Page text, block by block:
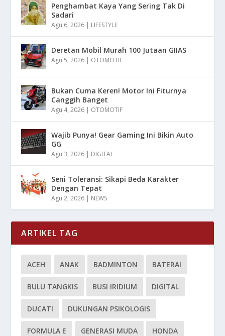
Penghambat Kaya Yang Sering Tak Di
Sadari
Agu 6, 2026 | LIFESTYLE
Deretan Mobil Murah 100 Jutaan GIIAS
Agu 5, 2026 | OTOMOTIF
Bukan Cuma Keren! Motor Ini Fiturnya
Canggih Banget
Agu 4, 2026 | OTOMOTIF
Wajib Punya! Gear Gaming Ini Bikin Auto
GG
Agu 3, 2026 | DIGITAL
Seni Toleransi: Sikapi Beda Karakter
Dengan Tepat
Agu 2, 2026 | NEWS
ARTIKEL TAG
ACEH ANAK BADMINTON BATERAI
BULU TANGKIS BUSI IRIDIUM DIGITAL
DUCATI DUKUNGAN PSIKOLOGIS
FORMULA E GENERASI MUDA HONDA